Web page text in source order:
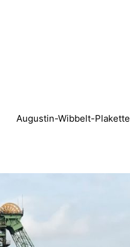
Augustin-Wibbelt-Plakette